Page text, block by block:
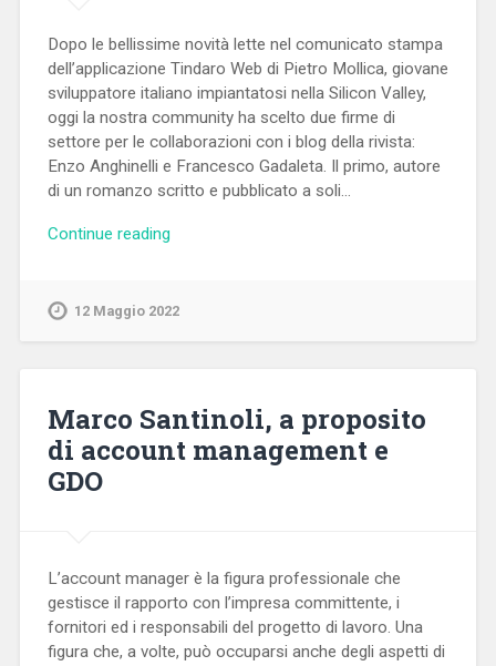
Dopo le bellissime novità lette nel comunicato stampa
dell’applicazione Tindaro Web di Pietro Mollica, giovane
sviluppatore italiano impiantatosi nella Silicon Valley,
oggi la nostra community ha scelto due firme di
settore per le collaborazioni con i blog della rivista:
Enzo Anghinelli e Francesco Gadaleta. Il primo, autore
di un romanzo scritto e pubblicato a soli…
Continue reading
12 Maggio 2022
Marco Santinoli, a proposito
di account management e
GDO
L’account manager è la figura professionale che
gestisce il rapporto con l’impresa committente, i
fornitori ed i responsabili del progetto di lavoro. Una
figura che, a volte, può occuparsi anche degli aspetti di